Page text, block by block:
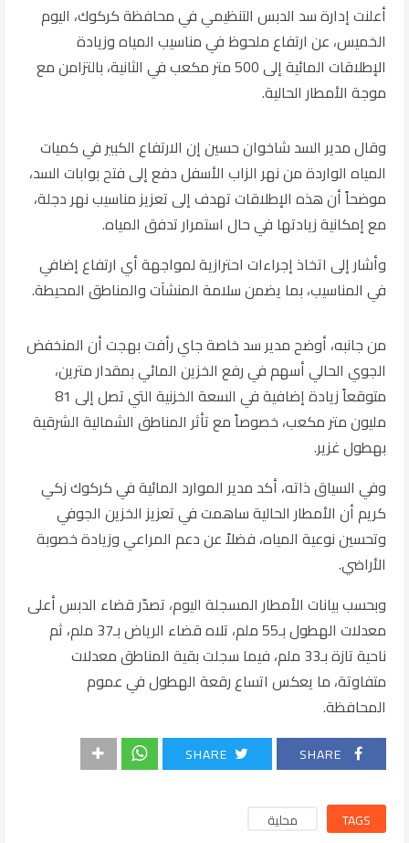
أعلنت إدارة سد الدبس التنظيمي في محافظة كركوك، اليوم
الخميس، عن ارتفاع ملحوظ في مناسيب المياه وزيادة
الإطلاقات المائية إلى 500 متر مكعب في الثانية، بالتزامن مع
موجة الأمطار الحالية.
وقال مدير السد شاخوان حسين إن الارتفاع الكبير في كميات
المياه الواردة من نهر الزاب الأسفل دفع إلى فتح بوابات السد،
موضحاً أن هذه الإطلاقات تهدف إلى تعزيز مناسيب نهر دجلة،
مع إمكانية زيادتها في حال استمرار تدفق المياه.
وأشار إلى اتخاذ إجراءات احترازية لمواجهة أي ارتفاع إضافي
في المناسيب، بما يضمن سلامة المنشآت والمناطق المحيطة.
من جانبه، أوضح مدير سد خاصة جاي رأفت بهجت أن المنخفض
الجوي الحالي أسهم في رفع الخزين المائي بمقدار مترين،
متوقعاً زيادة إضافية في السعة الخزنية التي تصل إلى 81
مليون متر مكعب، خصوصاً مع تأثر المناطق الشمالية الشرقية
بهطول غزير.
وفي السياق ذاته، أكد مدير الموارد المائية في كركوك زكي
كريم أن الأمطار الحالية ساهمت في تعزيز الخزين الجوفي
وتحسين نوعية المياه، فضلاً عن دعم المراعي وزيادة خصوبة
الأراضي.
وبحسب بيانات الأمطار المسجلة اليوم، تصدّر قضاء الدبس أعلى
معدلات الهطول بـ55 ملم، تلاه قضاء الرياض بـ37 ملم، ثم
ناحية تازة بـ33 ملم، فيما سجلت بقية المناطق معدلات
متفاوتة، ما يعكس اتساع رقعة الهطول في عموم
المحافظة.
SHARE
SHARE
TAGS محلية